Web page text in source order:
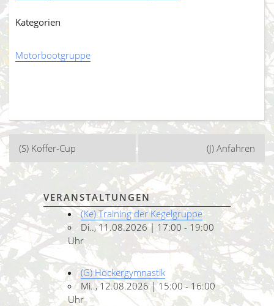
Kategorien
Motorbootgruppe
Beitragsnavigation
(S) Koffer-Cup (J) Anfahren
VERANSTALTUNGEN
(Ke) Training der Kegelgruppe
Di.., 11.08.2026 | 17:00 - 19:00
Uhr
(G) Hockergymnastik
Mi.., 12.08.2026 | 15:00 - 16:00
Uhr